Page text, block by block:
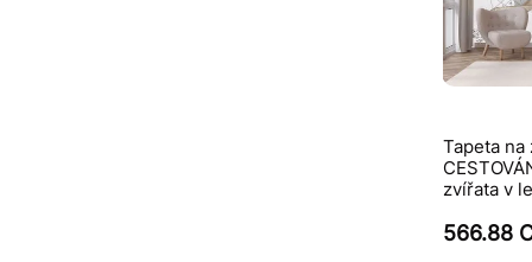
Tapeta
zvířata v
566.88